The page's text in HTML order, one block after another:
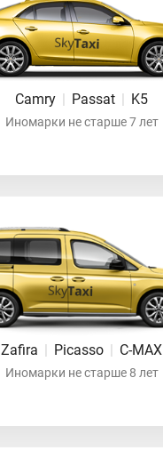
Camry | Passat | K5
Иномарки не старше 7 лет
Zafira | Picasso | C-MAX
Иномарки не старше 8 лет